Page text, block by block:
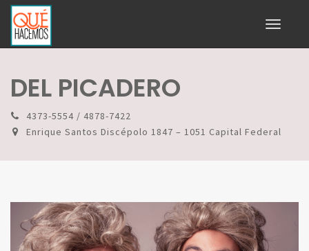
Toggle
DEL PICADERO
4373-5554 / 4878-7422
Enrique Santos Discépolo 1847 – 1051 Capital Federal